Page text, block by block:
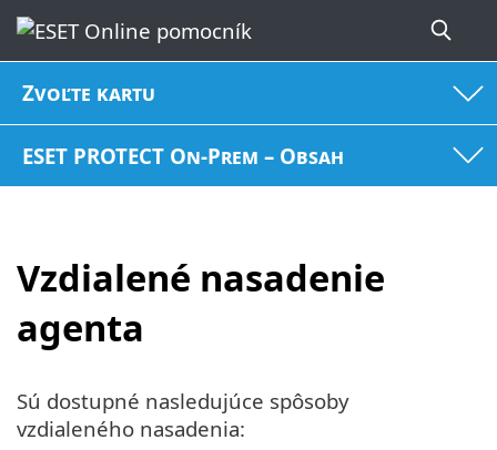
Zvoľte kartu
ESET PROTECT On-Prem – Obsah
Vzdialené nasadenie
agenta
Sú dostupné nasledujúce spôsoby
vzdialeného nasadenia: